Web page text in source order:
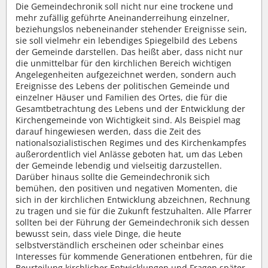
Die Gemeindechronik soll nicht nur eine trockene und
mehr zufällig geführte Aneinanderreihung einzelner,
beziehungslos nebeneinander stehender Ereignisse sein,
sie soll vielmehr ein lebendiges Spiegelbild des Lebens
der Gemeinde darstellen. Das heißt aber, dass nicht nur
die unmittelbar für den kirchlichen Bereich wichtigen
Angelegenheiten aufgezeichnet werden, sondern auch
Ereignisse des Lebens der politischen Gemeinde und
einzelner Häuser und Familien des Ortes, die für die
Gesamtbetrachtung des Lebens und der Entwicklung der
Kirchengemeinde von Wichtigkeit sind. Als Beispiel mag
darauf hingewiesen werden, dass die Zeit des
nationalsozialistischen Regimes und des Kirchenkampfes
außerordentlich viel Anlässe geboten hat, um das Leben
der Gemeinde lebendig und vielseitig darzustellen.
Darüber hinaus sollte die Gemeindechronik sich
bemühen, den positiven und negativen Momenten, die
sich in der kirchlichen Entwicklung abzeichnen, Rechnung
zu tragen und sie für die Zukunft festzuhalten. Alle Pfarrer
sollten bei der Führung der Gemeindechronik sich dessen
bewusst sein, dass viele Dinge, die heute
selbstverständlich erscheinen oder scheinbar eines
Interesses für kommende Generationen entbehren, für die